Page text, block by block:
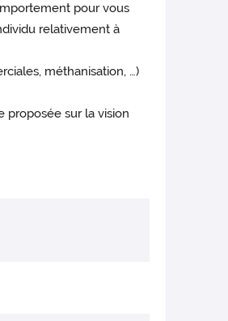
pour vous
relativement à
méthanisation, …)
sur la vision